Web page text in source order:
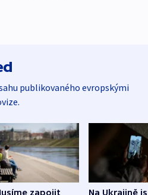
publikovaného evropskými
zapojit
Na Ukrajině